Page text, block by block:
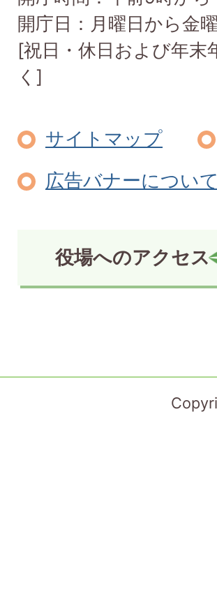
開庁日：月曜日から金
[祝日・休日および年末
く]
サイトマップ
広告バナーについて
役場へのアクセス